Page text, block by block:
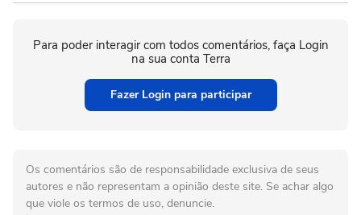
Para poder interagir com todos comentários, faça Login
na sua conta Terra
Fazer Login para participar
Os comentários são de responsabilidade exclusiva de seus
autores e não representam a opinião deste site. Se achar algo
que viole os termos de uso, denuncie.